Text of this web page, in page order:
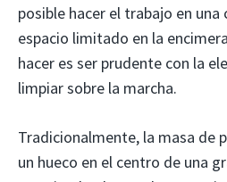
posible hacer el trabajo en una
espacio limitado en la
hacer es ser prudente con la
limpiar sobre la marcha.
Tradicionalmente, la masa de
un hueco en el centro de una